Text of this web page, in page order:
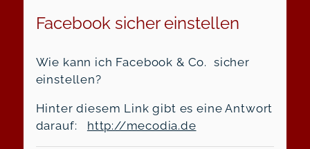
Facebook sicher einstellen
Wie kann ich Facebook & Co. sicher
einstellen?
Hinter diesem Link gibt es eine Antwort
darauf: http://mecodia.de